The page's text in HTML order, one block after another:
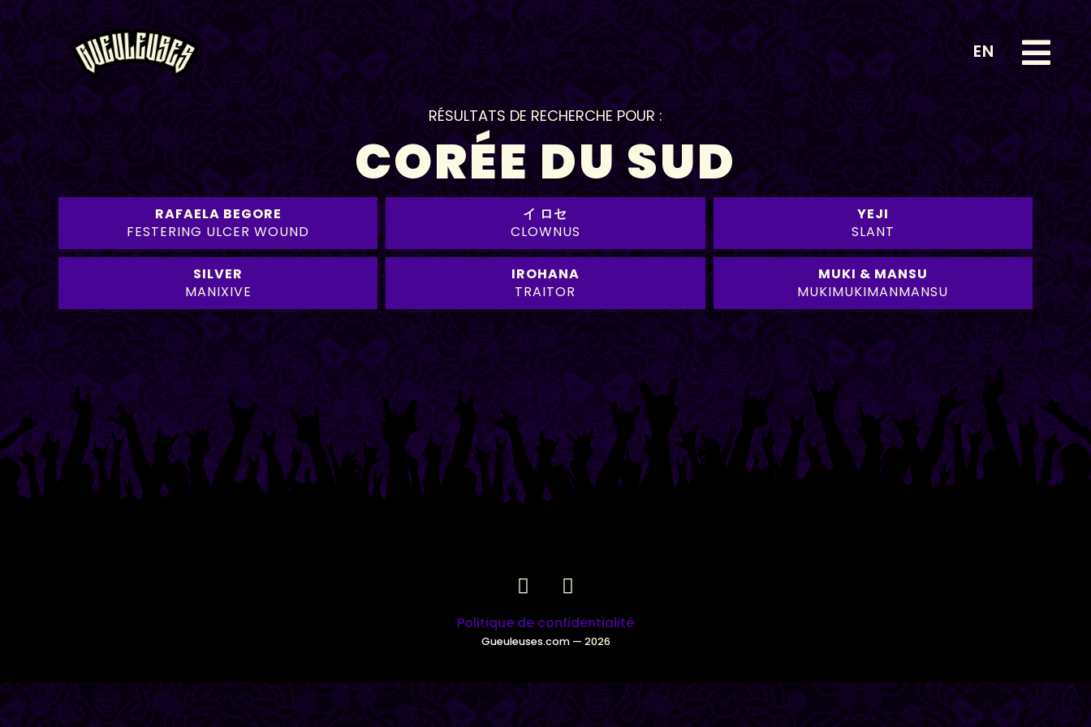
EN
RÉSULTATS DE RECHERCHE POUR :
CORÉE DU SUD
RAFAELA BEGORE
FESTERING ULCER WOUND
イ ロセ
CLOWNUS
YEJI
SLANT
SILVER
MANIXIVE
IROHANA
TRAITOR
MUKI & MANSU
MUKIMUKIMANMANSU
Politique de confidentialité
Gueuleuses.com— 2026